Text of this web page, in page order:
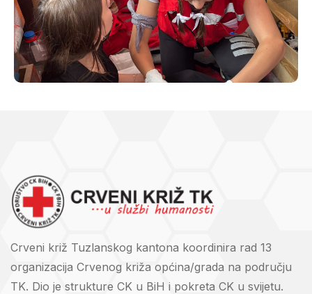
Crveni križ Tuzlanskog kantona koordinira rad 13
organizacija Crvenog križa općina/grada na području
TK. Dio je strukture CK u BiH i pokreta CK u svijetu.